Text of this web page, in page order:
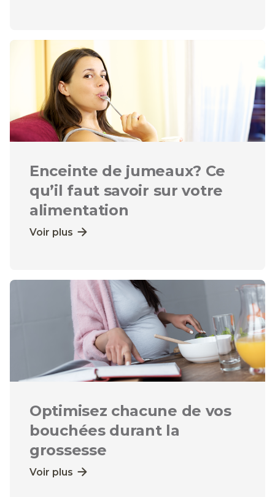
Enceinte de jumeaux? Ce
qu’il faut savoir sur votre
alimentation
Voir plus
Optimisez chacune de vos
bouchées durant la
grossesse
Voir plus